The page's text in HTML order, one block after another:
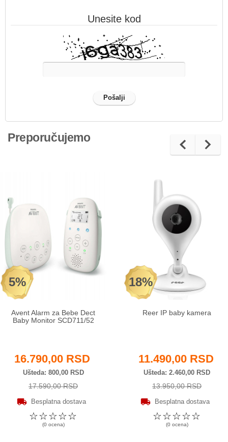
Unesite kod
Preporučujemo
5%
Avent Alarm za Bebe Dect
Baby Monitor SCD711/52
16.790,00 RSD
Ušteda 800,00 RSD
17.590,00 RSD
Besplatna dostava
☆
☆
☆
☆
☆
(0 ocena)
18%
Reer IP baby kamera
11.490,00 RSD
Ušteda 2.460,00 RSD
13.950,00 RSD
Besplatna dostava
☆
☆
☆
☆
☆
(0 ocena)